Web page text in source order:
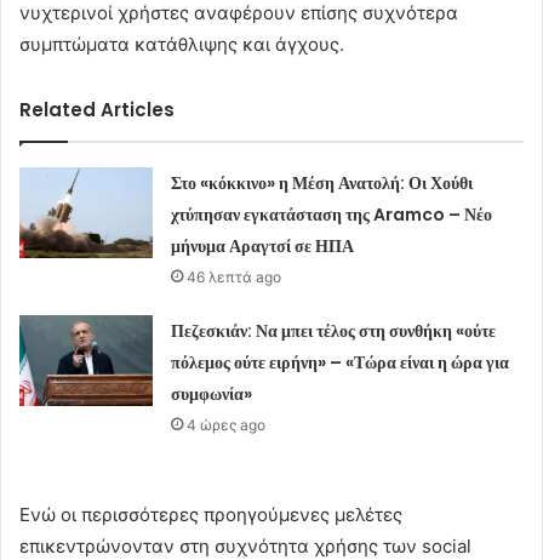
νυχτερινοί χρήστες αναφέρουν επίσης συχνότερα
συμπτώματα κατάθλιψης και άγχους.
Related Articles
Στο «κόκκινο» η Μέση Ανατολή: Οι Χούθι
χτύπησαν εγκατάσταση της Aramco – Νέο
μήνυμα Αραγτσί σε ΗΠΑ
46 λεπτά ago
Πεζεσκιάν: Να μπει τέλος στη συνθήκη «ούτε
πόλεμος ούτε ειρήνη» – «Τώρα είναι η ώρα για
συμφωνία»
4 ώρες ago
Ενώ οι περισσότερες προηγούμενες μελέτες
επικεντρώνονταν στη συχνότητα χρήσης των social